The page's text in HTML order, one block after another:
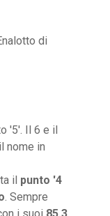
di
'5'. Il 6 e il
nome in
il punto '4
. Sempre